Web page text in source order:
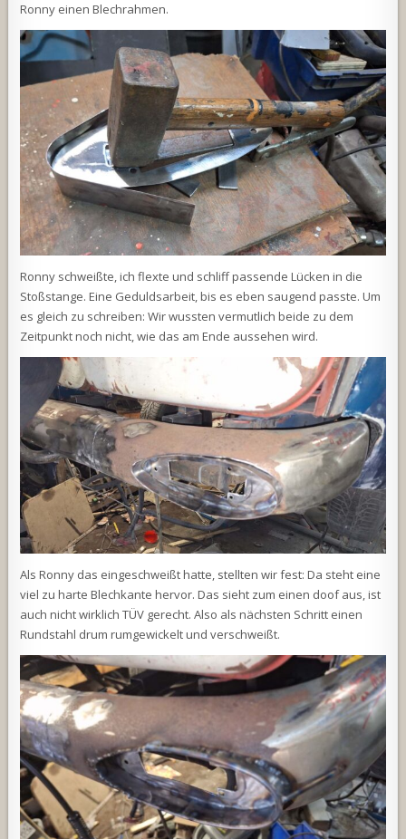
Ronny einen Blechrahmen.
Ronny schweißte, ich flexte und schliff passende Lücken in die
Stoßstange. Eine Geduldsarbeit, bis es eben saugend passte. Um
es gleich zu schreiben: Wir wussten vermutlich beide zu dem
Zeitpunkt noch nicht, wie das am Ende aussehen wird.
Als Ronny das eingeschweißt hatte, stellten wir fest: Da steht eine
viel zu harte Blechkante hervor. Das sieht zum einen doof aus, ist
auch nicht wirklich TÜV gerecht. Also als nächsten Schritt einen
Rundstahl drum rumgewickelt und verschweißt.